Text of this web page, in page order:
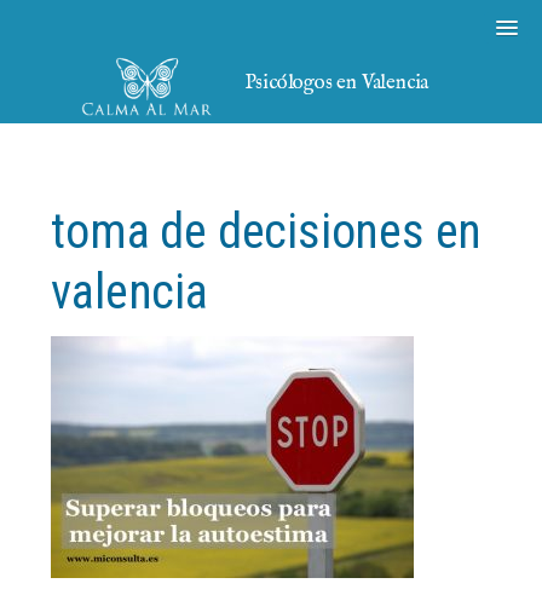
Psicólogos en Valencia
toma de decisiones en
valencia